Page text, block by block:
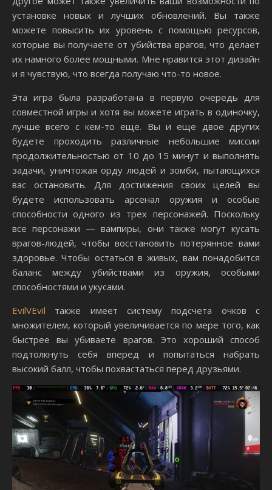
установке новых и лучших обновлений. Вы также
можете повысить их уровень с помощью ресурсов,
которые вы получаете от убийства врагов, что делает
их намного более мощными. Мне нравится этот дизайн
и я чувствую, что всегда получаю что-то новое.
Эта игра была разработана в первую очередь для
совместной игры и хотя вы можете играть в одиночку,
лучше всего с кем-то еще. Вы и еще двое других
будете проходить различные небольшие миссии
продолжительностью от 10 до 15 минут и выполнять
задачи, уничтожая орду людей и зомби, пытающихся
вас остановить. Для достижения своих целей вы
будете использовать арсенал оружия и особые
способности одного из трех персонажей. Поскольку
все персонажи — вампиры, они также могут кусать
врагов-людей, чтобы восстановить потерянное вами
здоровье. Чтобы остаться в живых, вам понадобится
баланс между убийствами из оружия, особыми
способностями и укусами.
EvilVEvil также имеет систему подсчета очков с
множителем, который увеличивается по мере того, как
быстрее вы убиваете врагов. Это хороший способ
подтолкнуть себя вперед и попытаться набрать
высокий балл, чтобы похвастаться перед друзьями.